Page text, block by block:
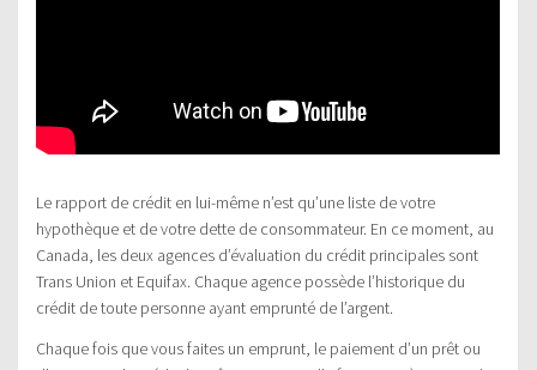
Le rapport de crédit en lui-même n’est qu’une liste de votre
hypothèque et de votre dette de consommateur. En ce moment, au
Canada, les deux agences d’évaluation du crédit principales sont
Trans Union et Equifax. Chaque agence possède l’historique du
crédit de toute personne ayant emprunté de l’argent.
Chaque fois que vous faites un emprunt, le paiement d’un prêt ou